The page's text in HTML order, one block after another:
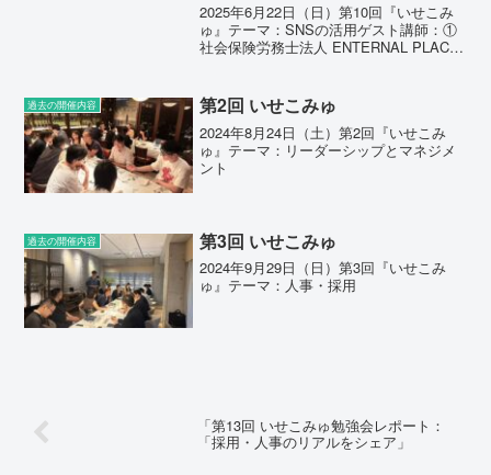
2025年6月22日（日）第10回『いせこみ
ゅ』テーマ：SNSの活用ゲスト講師：①
社会保険労務士法人 ENTERNAL PLACE
事に開催することができま...
過去の開催内容 第2回 いせこみゅ
2024年8月24日（土）第2回『いせこみ
ゅ』テーマ：リーダーシップとマネジメ
ント
過去の開催内容 第3回 いせこみゅ
2024年9月29日（日）第3回『いせこみ
ゅ』テーマ：人事・採用
「第13回 いせこみゅ勉強会レポート：
「採用・人事のリアルをシェア」